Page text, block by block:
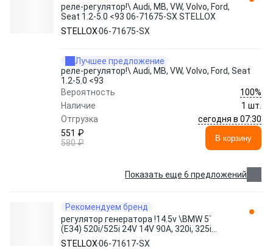
реле-регулятор!\ Audi, MB, VW, Volvo, Ford,
Seat 1.2-5.0 <93 06-71675-SX STELLOX
STELLOX06-71675-SX
Лучшее предложение
реле-регулятор!\ Audi, MB, VW, Volvo, Ford, Seat
1.2-5.0 <93
Вероятность
100%
Наличие
1 шт.
Отгрузка
сегодня в 07:30
551 ₽
580 ₽
В корзину
Показать еще 6 предложений
Рекомендуем бренд
регулятор генератора !14.5v \BMW 5`
(E34) 520i/525i 24V 14V 90A, 320i, 325i
1990 06-71617-SX STELLOX
STELLOX06-71617-SX